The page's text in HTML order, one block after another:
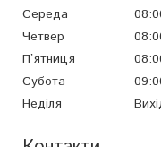
Середа
Четвер
Пʼятниця
Субота
Неділя